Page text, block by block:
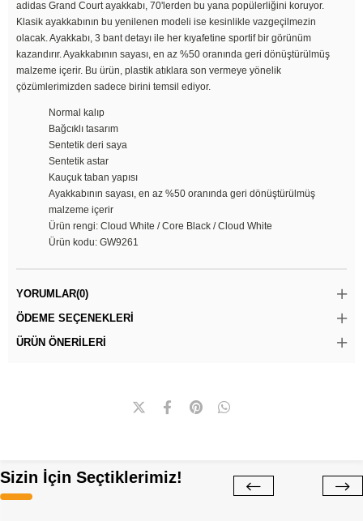
adidas Grand Court ayakkabı, 70'lerden bu yana popülerliğini koruyor.
Klasik ayakkabının bu yenilenen modeli ise kesinlikle vazgeçilmezin
olacak. Ayakkabı, 3 bant detayı ile her kıyafetine sportif bir görünüm
kazandırır. Ayakkabının sayası, en az %50 oranında geri dönüştürülmüş
malzeme içerir. Bu ürün, plastik atıklara son vermeye yönelik
çözümlerimizden sadece birini temsil ediyor.
Normal kalıp
Bağcıklı tasarım
Sentetik deri saya
Sentetik astar
Kauçuk taban yapısı
Ayakkabının sayası, en az %50 oranında geri dönüştürülmüş
malzeme içerir
Ürün rengi: Cloud White / Core Black / Cloud White
Ürün kodu: GW9261
YORUMLAR(0)
ÖDEME SEÇENEKLERI
ÜRÜN ÖNERILERI
Sizin İçin Seçtiklerimiz!